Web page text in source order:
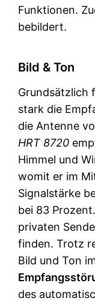
Funktionen.
bebildert.
Bild & Ton
Grundsätzlich
stark die
die Antenne
HRT 8720
Himmel und
womit er im
Signalstärke
bei 83
privaten
finden. Trotz
Bild und Ton
des